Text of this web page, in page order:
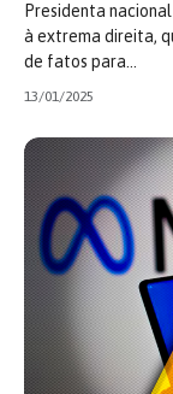
Presidenta
à extrema direita,
de fatos para…
13/01/2025